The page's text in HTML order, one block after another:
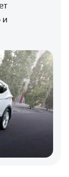
и